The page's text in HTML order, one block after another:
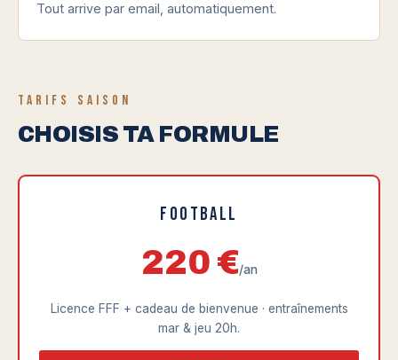
Tout arrive par email, automatiquement.
TARIFS SAISON
CHOISIS TA FORMULE
Football
220 €/an
Licence FFF + cadeau de bienvenue · entraînements
mar & jeu 20h.